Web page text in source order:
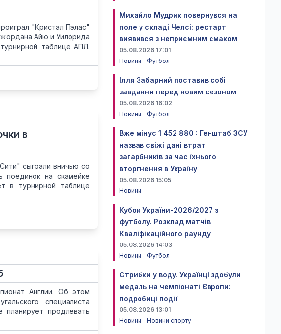
"Кристал Пэлас"
Айю и Уилфрида
таблице АПЛ.
в
сыграли вничью со
поединок на скамейке
в турнирной таблице
Англии. Об этом
специалиста
планирует продлевать
Михайло Мудрик повернувся на
поле у складі Челсі: рестарт
виявився з неприємним смаком
05.08.2026 17:01
Новини
Футбол
Ілля Забарний поставив собі
завдання перед новим сезоном
05.08.2026 16:02
Новини
Футбол
Вже мінус 1 452 880 : Генштаб ЗСУ
назвав свіжі дані втрат
загарбників за час їхнього
вторгнення в Україну
05.08.2026 15:05
Новини
Кубок України-2026/2027 з
футболу. Розклад матчів
Кваліфікаційного раунду
05.08.2026 14:03
Новини
Футбол
Стрибки у воду. Українці здобули
медаль на чемпіонаті Європи:
подробиці події
05.08.2026 13:01
Новини
Новини спорту